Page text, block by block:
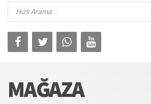
Products
search
MAĞAZA